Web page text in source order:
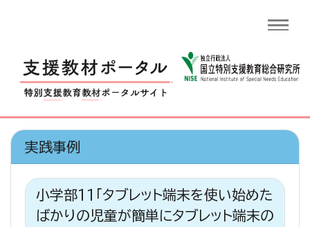
実践事例
小学部11「タブレット端末を使い始めた
ばかりの児童が簡単にタブレット端末の